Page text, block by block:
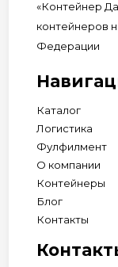
«Контейнер
контейнеров
Федерации
Каталог
Логистика
Фулфилмент
О компании
Контейнеры
Блог
Контакты